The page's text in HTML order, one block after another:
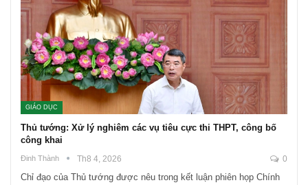
GIÁO DỤC
Thủ tướng: Xử lý nghiêm các vụ tiêu cực thi THPT, công bố
công khai
Đinh Thành Th8 4, 2026 0
Chỉ đạo của Thủ tướng được nêu trong kết luận phiên họp Chính